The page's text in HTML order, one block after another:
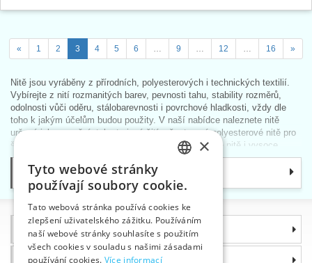
« 1 2 3 4 5 6 9 12 16 »
Nitě jsou vyráběny z přírodních, polyesterových i technických textilií.
Vybírejte z nití rozmanitých barev, pevnosti tahu, stability rozměrů,
odolnosti vůči oděru, stálobarevnosti i povrchové hladkosti, vždy dle
toho k jakým účelům budou použity. V naší nabídce naleznete nitě
určené jak pro ruční, tak strojové šití, všestranné polyesterové nitě pro
šití oděvů i bytových textilií, velice efektní metalické nitě i vysoce
výkonné nitě, zpracovatelné na šicích automatech či monofilová šicí
vlákna, určená na technické použití a těžké švy.
Dodáme vámvyšívací hedvábí, stejně jako nitě obuvnickéči
Tip
: Na módní výšivky pro velmi jemné látky (např. šifon) doporučujme
použítpolyesterovou nit pro strojní výšivku ISACORD
leskem, barevnou stálostí a vynikající pevností.
Kategorie
Informace
Proč si zvolit právě nás
ENGLISH
GERMAN
×
Tyto webové stránky
používají soubory cookie.
Tato webová stránka používá cookies ke
zlepšení uživatelského zážitku. Používáním
naší webové stránky souhlasíte s použitím
všech cookies v souladu s našimi zásadami
používání cookies. Více informací